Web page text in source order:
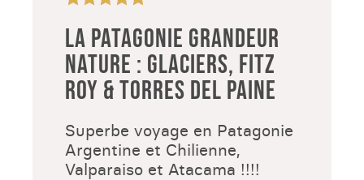
LA PATAGONIE GRANDEUR
NATURE : GLACIERS, FITZ
ROY & TORRES DEL PAINE
Superbe voyage en Patagonie
Argentine et Chilienne,
Valparaiso et Atacama !!!!